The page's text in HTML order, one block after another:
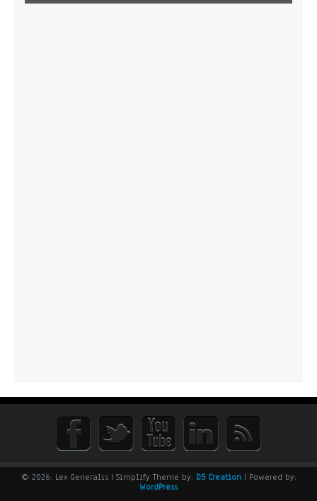
© 2026: Lex Generalis | Simplify Theme by: D5 Creation| Powered by:
WordPress